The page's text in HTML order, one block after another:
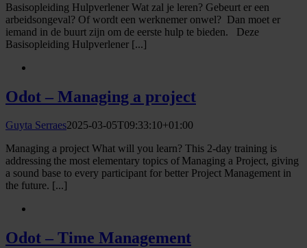
Basisopleiding Hulpverlener Wat zal je leren? Gebeurt er een
arbeidsongeval? Of wordt een werknemer onwel? Dan moet er
iemand in de buurt zijn om de eerste hulp te bieden. Deze
Basisopleiding Hulpverlener [...]
Odot – Managing a project
Guyta Serraes2025-03-05T09:33:10+01:00
Managing a project What will you learn? This 2-day training is
addressing the most elementary topics of Managing a Project, giving
a sound base to every participant for better Project Management in
the future. [...]
Odot – Time Management